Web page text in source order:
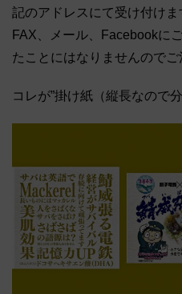
記のアドレスにて受け付けま
FAX、メール、Facebookに
たことにはなりませんのでご
コレが”掛け紙（縦長なので